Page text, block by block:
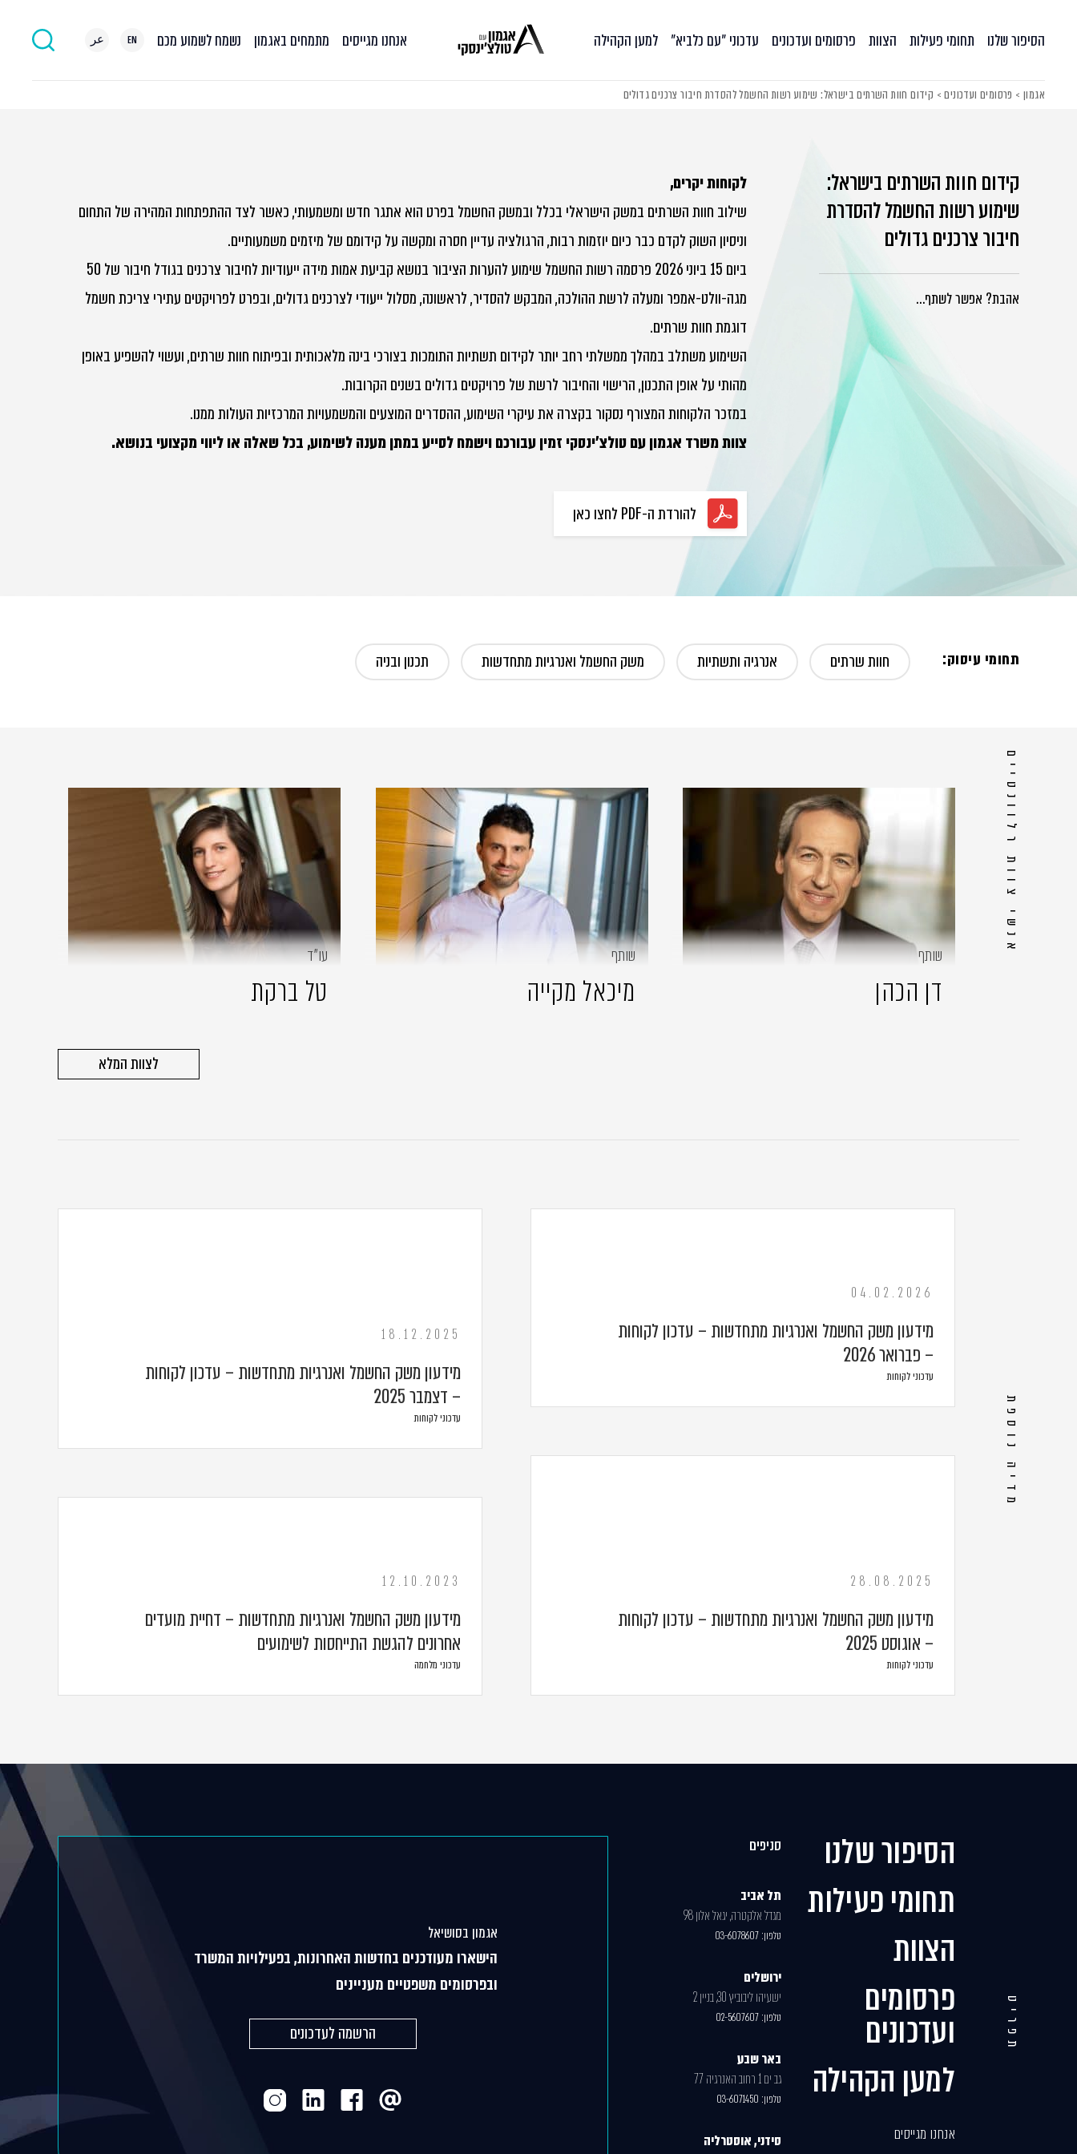
הסיפור שלנו תחומי פעילות הצוות פרסומים ועדכונים עדכוני ״עם כלביא״ למען הקהילה אנחנו מגייסים מתמחים באגמון נשמח לשמוע מכם EN عر
אגמון > פרסומים ועדכונים> קידום חוות השרתים בישראל: שימוע רשות החשמל להסדרת חיבור צרכנים גדולים
קידום חוות השרתים בישראל:
שימוע רשות החשמל להסדרת
חיבור צרכנים גדולים
אהבת? אפשר לשתף…
לקוחות יקרים,
שילוב חוות השרתים במשק הישראלי בכלל ובמשק החשמל בפרט הוא אתגר חדש ומשמעותי, כאשר לצד ההתפתחות המהירה של התחום
וניסיון השוק לקדם כבר כיום יוזמות רבות, הרגולציה עדיין חסרה ומקשה על קידומם של מיזמים משמעותיים.
ביום 15 ביוני 2026 פרסמה רשות החשמל שימוע להערות הציבור בנושא קביעת אמות מידה ייעודיות לחיבור צרכנים בגודל חיבור של 50
מגה-וולט-אמפר ומעלה לרשת ההולכה, המבקש להסדיר, לראשונה, מסלול ייעודי לצרכנים גדולים, ובפרט לפרויקטים עתירי צריכת חשמל
דוגמת חוות שרתים.
השימוע משתלב במהלך ממשלתי רחב יותר לקידום תשתיות התומכות בצורכי בינה מלאכותית ובפיתוח חוות שרתים, ועשוי להשפיע באופן
מהותי על אופן התכנון, הרישוי והחיבור לרשת של פרויקטים גדולים בשנים הקרובות.
במזכר הלקוחות המצורף נסקור בקצרה את עיקרי השימוע, ההסדרים המוצעים והמשמעויות המרכזיות העולות ממנו.
צוות משרד אגמון עם טולצ'ינסקי זמין עבורכם וישמח לסייע במתן מענה לשימוע, בכל שאלה או ליווי מקצועי בנושא.
להורדת ה-PDF לחצו כאן
תחומי עיסוק: חוות שרתים אנרגיה ותשתיות משק החשמל ואנרגיות מתחדשות תכנון ובניה
אנשי צוות רלוונטיים
שותף
דן הכהן
שותף
מיכאל מקייה
עו״ד
טל ברקת
לצוות המלא
מדיה נוספת
04.02.2026
מידעון משק החשמל ואנרגיות מתחדשות – עדכון לקוחות
– פברואר 2026
עדכוני לקוחות
18.12.2025
מידעון משק החשמל ואנרגיות מתחדשות – עדכון לקוחות
– דצמבר 2025
עדכוני לקוחות
28.08.2025
מידעון משק החשמל ואנרגיות מתחדשות – עדכון לקוחות
– אוגוסט 2025
עדכוני לקוחות
12.10.2023
מידעון משק החשמל ואנרגיות מתחדשות – דחיית מועדים
אחרונים להגשת התייחסות לשימועים
עדכוני מלחמה
תפריט
הסיפור שלנו
תחומי פעילות
הצוות
פרסומים
ועדכונים
למען הקהילה
אנחנו מגייסים
סניפים
תל אביב
מגדל אלקטרה, יגאל אלון 98
טלפון: 03-6078607
ירושלים
ישעיהו ליבוביץ 30, בניין 2
טלפון: 02-5607607
באר שבע
גב ים 1 רחוב האנרגיה 77
טלפון: 03-6071450
סידני, אוסטרליה
אגמון בסושיאל
הישארו מעודכנים בחדשות האחרונות, בפעילויות המשרד
ובפרסומים משפטיים מעניינים
הרשמה לעדכונים